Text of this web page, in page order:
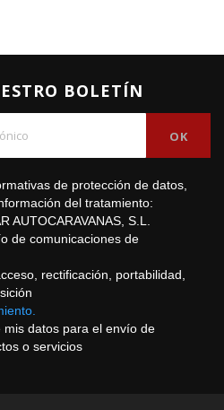
BOLETÍN
de protección de datos,
del tratamiento:
AUTOCARAVANAS, S.L.
de comunicaciones de
rectificación, portabilidad,
datos para el envío de
o servicios